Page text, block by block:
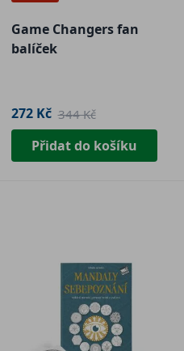
Game Changers fan
balíček
272 Kč 344 Kč
Přidat do košíku